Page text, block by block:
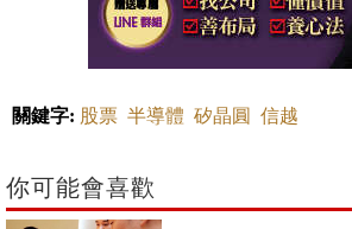
關鍵字: 股票 半導體 矽晶圓 信越
你可能會喜歡